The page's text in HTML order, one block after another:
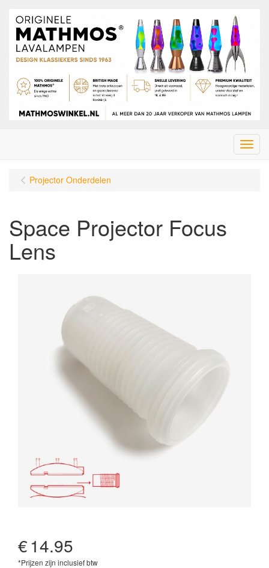
Menu
Projector Onderdelen
Space Projector Focus
Lens
€14.95
*Prijzen zijn inclusief btw